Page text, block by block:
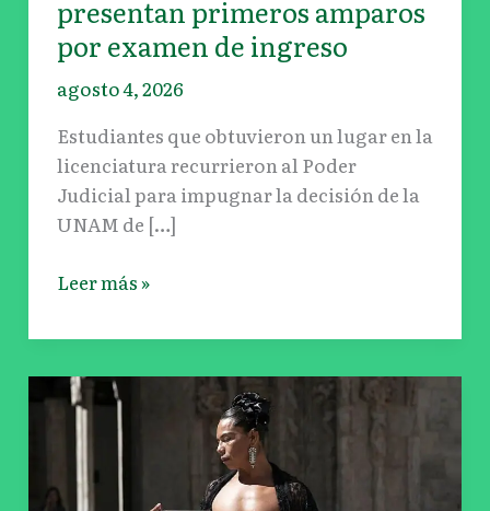
presentan primeros amparos
por examen de ingreso
agosto 4, 2026
Estudiantes que obtuvieron un lugar en la
licenciatura recurrieron al Poder
Judicial para impugnar la decisión de la
UNAM de […]
por
examen
de
Leer más »
El
artista
Lukas